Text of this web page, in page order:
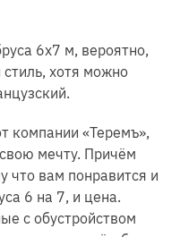
6х7 м, вероятно,
стиль, хотя можно
компании «Теремъ»,
мечту. Причём
что вам понравится и
6 на 7, и цена.
с обустройством